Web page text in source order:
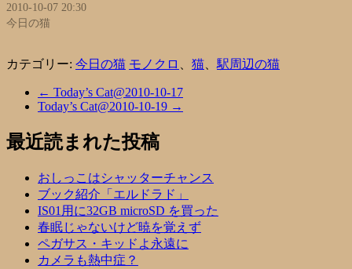
2010-10-07 20:30
今日の猫
カテゴリー: 今日の猫 モノクロ 猫 駅周辺の猫
← Today’s Cat@2010-10-17
Today’s Cat@2010-10-19 →
最近読まれた投稿
おしっこはシャッターチャンス
ブック紹介「エルドラド」
IS01用に32GB microSD を買った
春眠じゃないけど暁を覚えず
ペガサス・キッドよ永遠に
カメラも熱中症？